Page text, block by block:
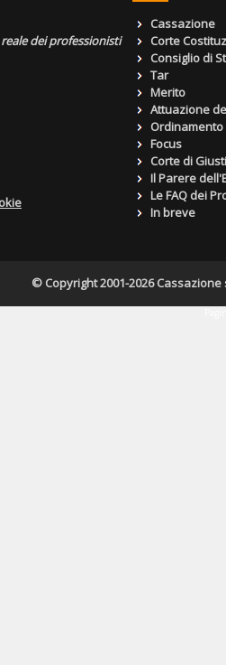
dei professionisti
Cassazione
Corte
Consiglio di
Tar
Merito
Attuazione
Focus
Corte di
Il Parere
Le FAQ dei
In breve
© Copyright 2001-2026 Cassazione